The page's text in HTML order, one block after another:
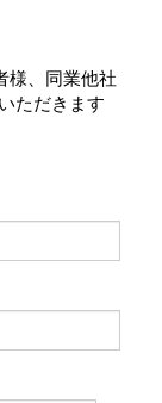
様、同業他社
ただきます